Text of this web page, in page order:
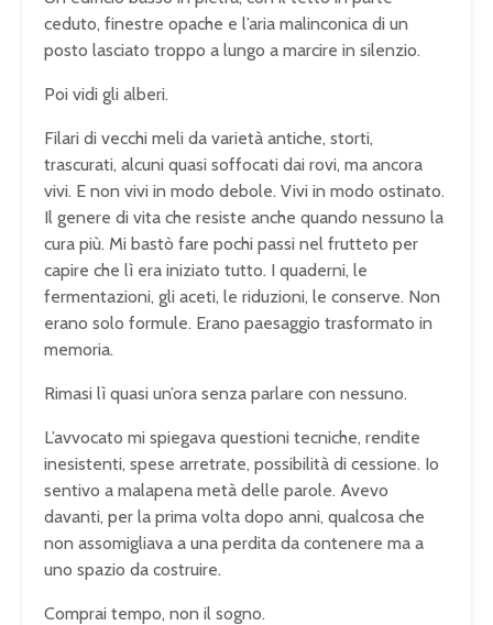
ceduto, finestre opache e l’aria malinconica di un
posto lasciato troppo a lungo a marcire in silenzio.
Poi vidi gli alberi.
Filari di vecchi meli da varietà antiche, storti,
trascurati, alcuni quasi soffocati dai rovi, ma ancora
vivi. E non vivi in modo debole. Vivi in modo ostinato.
Il genere di vita che resiste anche quando nessuno la
cura più. Mi bastò fare pochi passi nel frutteto per
capire che lì era iniziato tutto. I quaderni, le
fermentazioni, gli aceti, le riduzioni, le conserve. Non
erano solo formule. Erano paesaggio trasformato in
memoria.
Rimasi lì quasi un’ora senza parlare con nessuno.
L’avvocato mi spiegava questioni tecniche, rendite
inesistenti, spese arretrate, possibilità di cessione. Io
sentivo a malapena metà delle parole. Avevo
davanti, per la prima volta dopo anni, qualcosa che
non assomigliava a una perdita da contenere ma a
uno spazio da costruire.
Comprai tempo, non il sogno.